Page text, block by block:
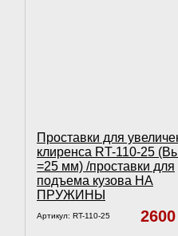
Проставки для
клиренса RT-110-25
=25 мм) /проставки для
подъема кузова НА
ПРУЖИНЫ
Артикул: RT-110-25